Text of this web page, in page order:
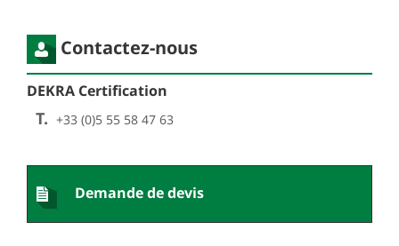
Contactez-nous
DEKRA Certification
T. +33 (0)5 55 58 47 63
Demande de devis